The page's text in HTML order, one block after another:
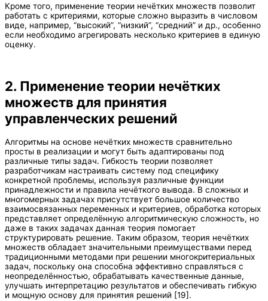
Кроме того, применение теории нечётких множеств позволит
работать с критериями, которые сложно выразить в числовом
виде, например, “высокий”, “низкий”, “средний” и др., особенно
если необходимо агрегировать несколько критериев в единую
оценку.
2. Применение теории нечётких
множеств для принятия
управленческих решений
Алгоритмы на основе нечётких множеств сравнительно
просты в реализации и могут быть адаптированы под
различные типы задач. Гибкость теории позволяет
разработчикам настраивать систему под специфику
конкретной проблемы, используя различные функции
принадлежности и правила нечёткого вывода. В сложных и
многомерных задачах присутствует большое количество
взаимосвязанных переменных и критериев, обработка которых
представляет определённую алгоритмическую сложность, но
даже в таких задачах данная теория помогает
структурировать решение. Таким образом, теория нечётких
множеств обладает значительными преимуществами перед
традиционными методами при решении многокритериальных
задач, поскольку она способна эффективно справляться с
неопределённостью, обрабатывать качественные данные,
улучшать интерпретацию результатов и обеспечивать гибкую
и мощную основу для принятия решений [19].